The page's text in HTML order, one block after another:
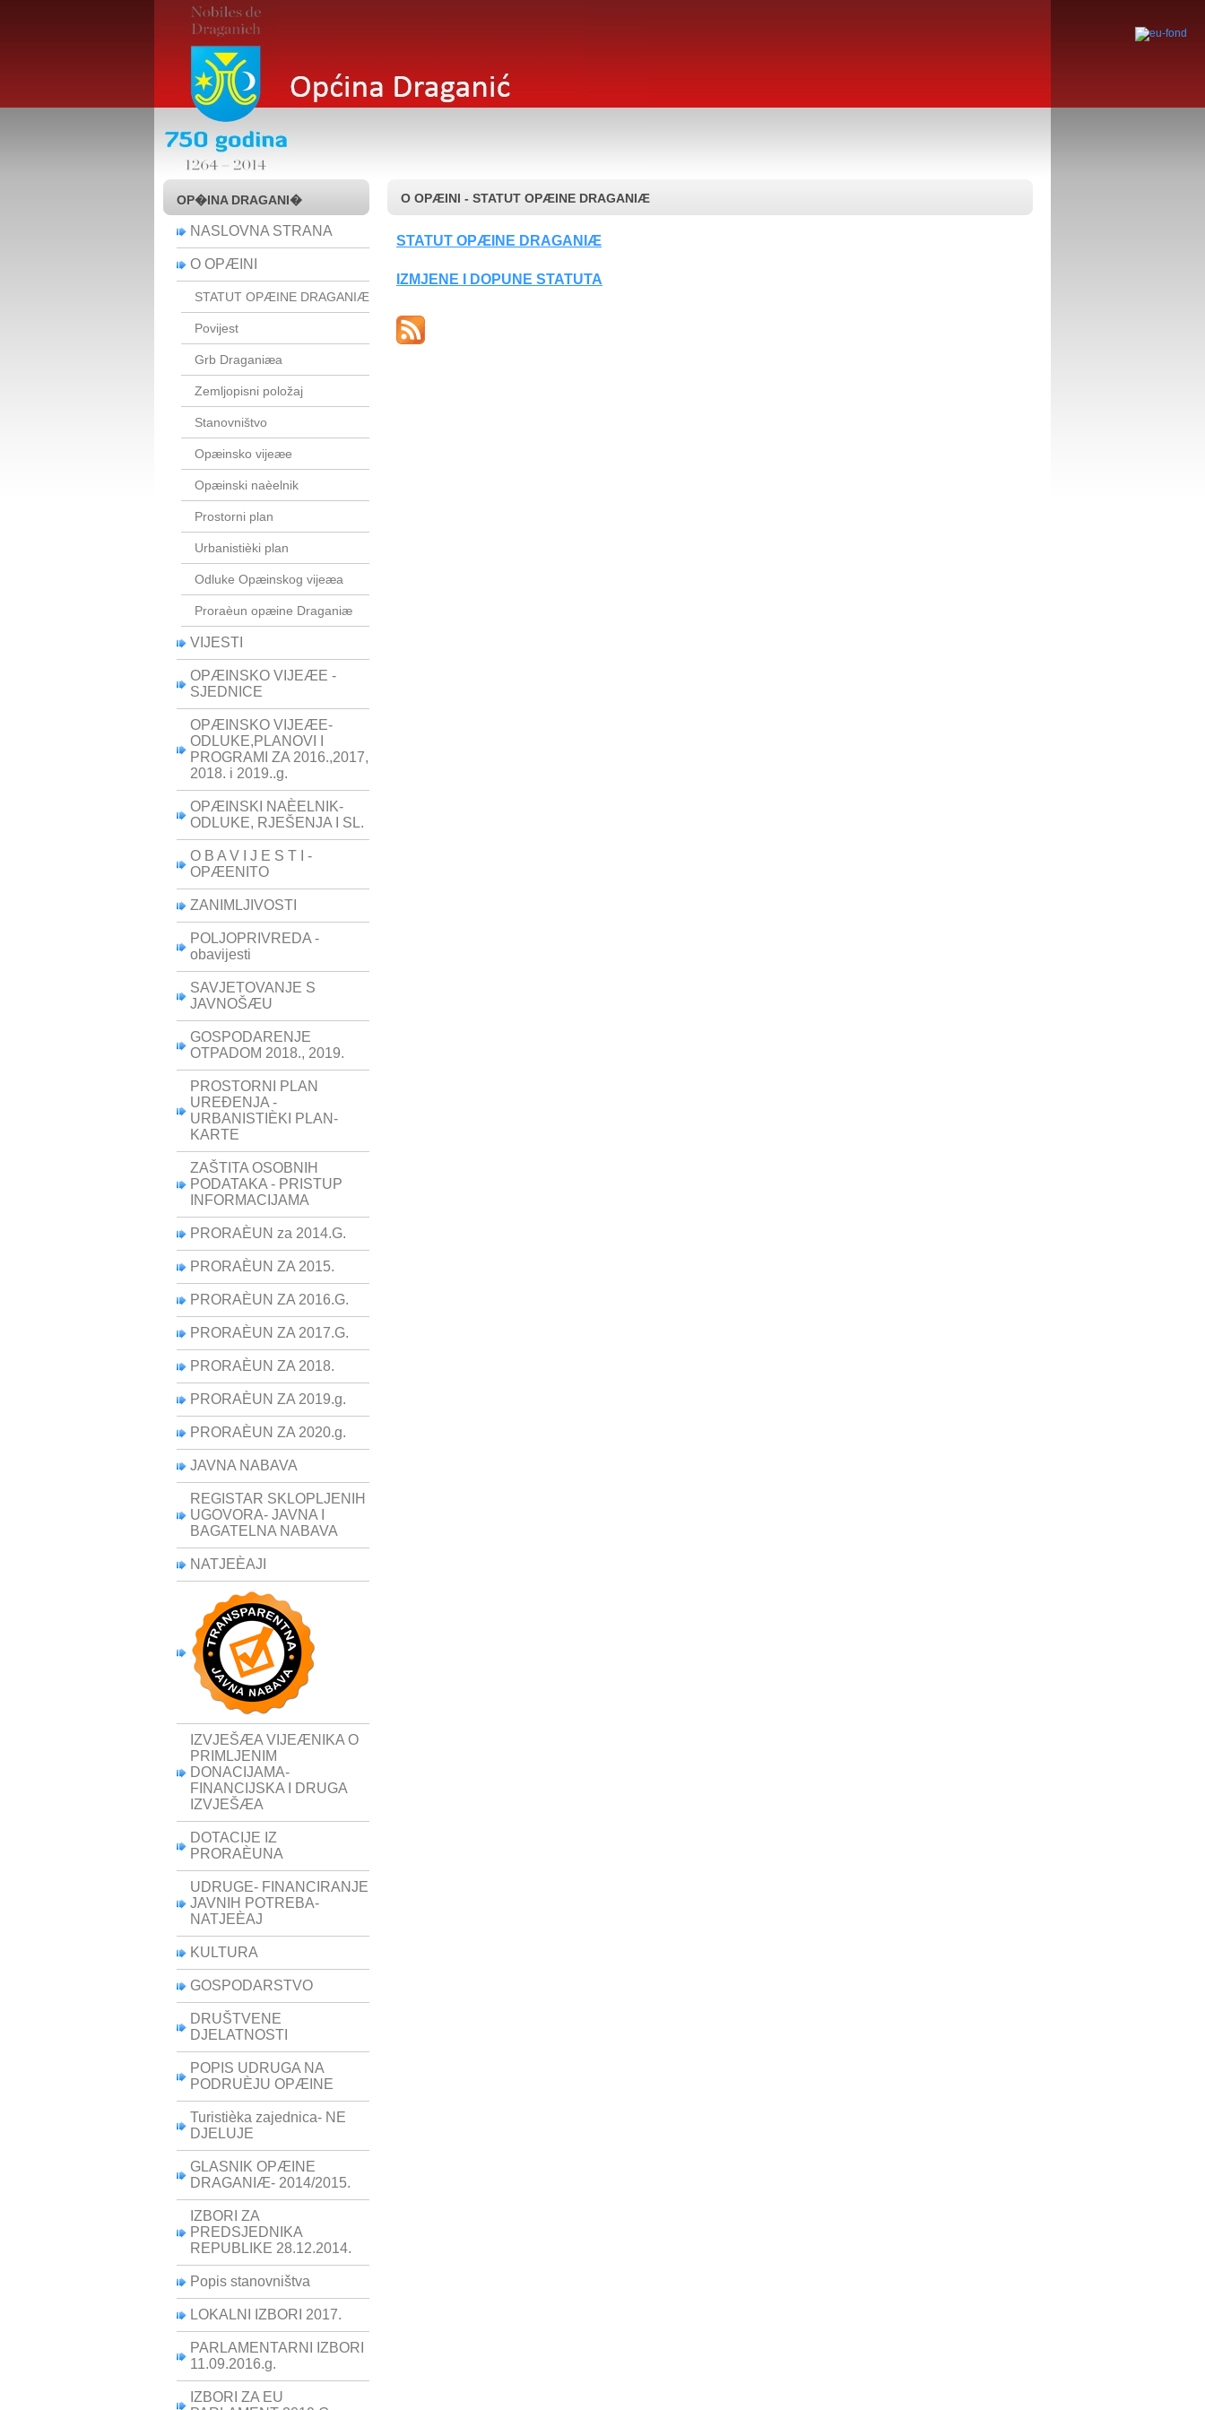
OP�INA DRAGANI�
NASLOVNA STRANA
O OPÆINI
STATUT OPÆINE DRAGANIÆ
Povijest
Grb Draganiæa
Zemljopisni položaj
Stanovništvo
Opæinsko vijeæe
Opæinski naèelnik
Prostorni plan
Urbanistièki plan
Odluke Opæinskog vijeæa
Proraèun opæine Draganiæ
VIJESTI
OPÆINSKO VIJEÆE -
SJEDNICE
OPÆINSKO VIJEÆE-
ODLUKE,PLANOVI I
PROGRAMI ZA 2016.,2017,
2018. i 2019..g.
OPÆINSKI NAÈELNIK-
ODLUKE, RJEŠENJA I SL.
O B A V I J E S T I -
OPÆENITO
ZANIMLJIVOSTI
POLJOPRIVREDA -
obavijesti
SAVJETOVANJE S
JAVNOŠÆU
GOSPODARENJE
OTPADOM 2018., 2019.
PROSTORNI PLAN
UREÐENJA -
URBANISTIÈKI PLAN-
KARTE
ZAŠTITA OSOBNIH
PODATAKA - PRISTUP
INFORMACIJAMA
PRORAÈUN za 2014.G.
PRORAÈUN ZA 2015.
PRORAÈUN ZA 2016.G.
PRORAÈUN ZA 2017.G.
PRORAÈUN ZA 2018.
PRORAÈUN ZA 2019.g.
PRORAÈUN ZA 2020.g.
JAVNA NABAVA
REGISTAR SKLOPLJENIH
UGOVORA- JAVNA I
BAGATELNA NABAVA
NATJEÈAJI
IZVJEŠÆA VIJEÆNIKA O
PRIMLJENIM
DONACIJAMA-
FINANCIJSKA I DRUGA
IZVJEŠÆA
DOTACIJE IZ
PRORAÈUNA
UDRUGE- FINANCIRANJE
JAVNIH POTREBA-
NATJEÈAJ
KULTURA
GOSPODARSTVO
DRUŠTVENE
DJELATNOSTI
POPIS UDRUGA NA
PODRUÈJU OPÆINE
Turistièka zajednica- NE
DJELUJE
GLASNIK OPÆINE
DRAGANIÆ- 2014/2015.
IZBORI ZA
PREDSJEDNIKA
REPUBLIKE 28.12.2014.
Popis stanovništva
LOKALNI IZBORI 2017.
PARLAMENTARNI IZBORI
11.09.2016.g.
IZBORI ZA EU
O OPÆINI - STATUT OPÆINE DRAGANIÆ
STATUT OPÆINE DRAGANIÆ
IZMJENE I DOPUNE STATUTA